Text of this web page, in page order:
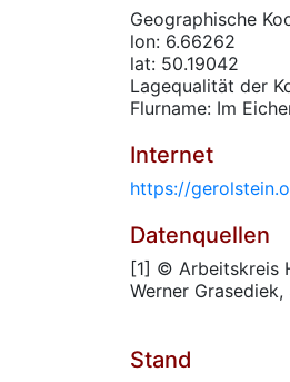
Geographische
lon: 6.66262
lat: 50.19042
Lagequalität der
Flurname: Im
Internet
https://
Datenquellen
[1] © Arbeitskreis
Werner Grasediek,
Stand